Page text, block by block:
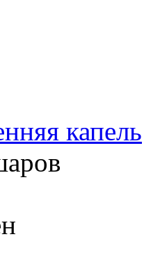
капель